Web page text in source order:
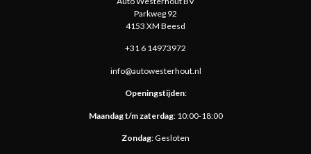
Parkweg 92
4153 XM Beesd
+31 6 14973972
info@autowesterhout.nl
Openingstijden​:
Maandag t/m zaterdag: 10:00-18:00
Zondag: Gesloten